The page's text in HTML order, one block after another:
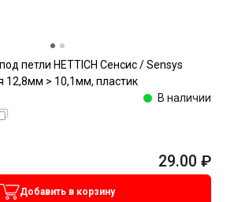
петли HETTICH Сенсис / Sensys
12,8мм > 10,1мм, пластик
В наличии
29.00 ₽
Добавить в корзину